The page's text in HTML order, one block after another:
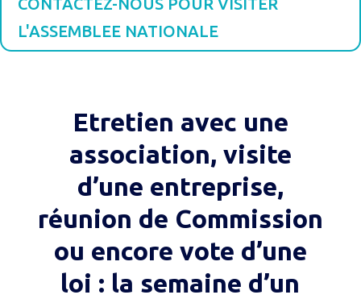
CONTACTEZ-NOUS POUR VISITER
L'ASSEMBLEE NATIONALE
Etretien avec une
association, visite
d’une entreprise,
réunion de Commission
ou encore vote d’une
loi : la semaine d’un